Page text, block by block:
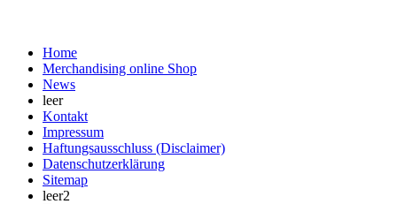
Home
Merchandising online Shop
News
leer
Kontakt
Impressum
Haftungsausschluss (Disclaimer)
Datenschutzerklärung
Sitemap
leer2